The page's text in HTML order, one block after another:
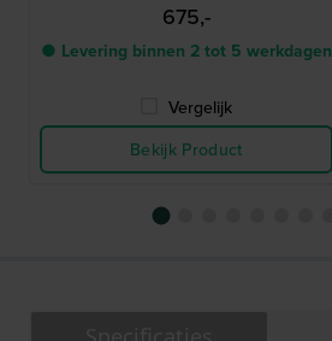
675,-
● Levering binnen 2 tot 5 werkdagen
Vergelijk
Bekijk Product